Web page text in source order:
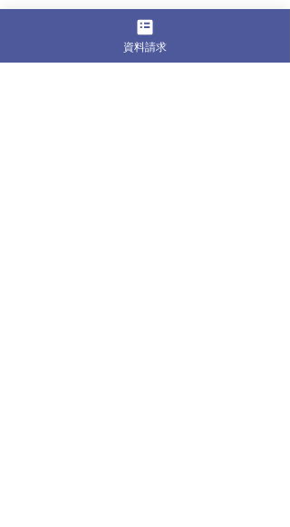
ここでは、新規事業の失敗率と成功率
のいくつかのデータを紹介いたしま
資料請求